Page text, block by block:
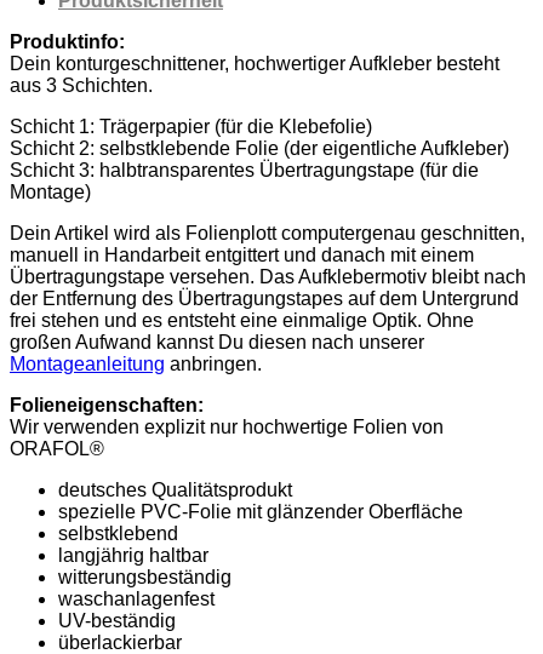
Schädel
Menge
Produktinfo:
Dein konturgeschnittener, hochwertiger Aufkleber besteht
aus 3 Schichten.
Schicht 1: Trägerpapier (für die Klebefolie)
Schicht 2: selbstklebende Folie (der eigentliche Aufkleber)
Schicht 3: halbtransparentes Übertragungstape (für die
Montage)
Dein Artikel wird als Folienplott computergenau geschnitten,
manuell in Handarbeit entgittert und danach mit einem
Übertragungstape versehen. Das Aufklebermotiv bleibt nach
der Entfernung des Übertragungstapes auf dem Untergrund
frei stehen und es entsteht eine einmalige Optik. Ohne
großen Aufwand kannst Du diesen nach unserer
Montageanleitung anbringen.
Folieneigenschaften:
Wir verwenden explizit nur hochwertige Folien von
ORAFOL®
deutsches Qualitätsprodukt
spezielle PVC-Folie mit glänzender Oberfläche
selbstklebend
langjährig haltbar
witterungsbeständig
waschanlagenfest
UV-beständig
überlackierbar